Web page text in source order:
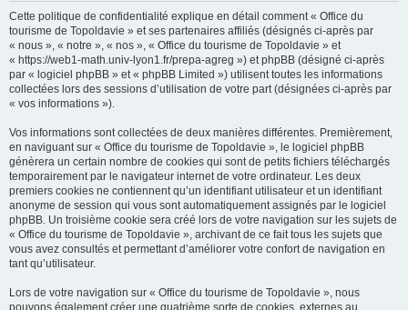
Cette politique de confidentialité explique en détail comment « Office du
tourisme de Topoldavie » et ses partenaires affiliés (désignés ci-après par
« nous », « notre », « nos », « Office du tourisme de Topoldavie » et
« https://web1-math.univ-lyon1.fr/prepa-agreg ») et phpBB (désigné ci-après
par « logiciel phpBB » et « phpBB Limited ») utilisent toutes les informations
collectées lors des sessions d’utilisation de votre part (désignées ci-après par
« vos informations »).
Vos informations sont collectées de deux manières différentes. Premièrement,
en naviguant sur « Office du tourisme de Topoldavie », le logiciel phpBB
génèrera un certain nombre de cookies qui sont de petits fichiers téléchargés
temporairement par le navigateur internet de votre ordinateur. Les deux
premiers cookies ne contiennent qu’un identifiant utilisateur et un identifiant
anonyme de session qui vous sont automatiquement assignés par le logiciel
phpBB. Un troisième cookie sera créé lors de votre navigation sur les sujets de
« Office du tourisme de Topoldavie », archivant de ce fait tous les sujets que
vous avez consultés et permettant d’améliorer votre confort de navigation en
tant qu’utilisateur.
Lors de votre navigation sur « Office du tourisme de Topoldavie », nous
pouvons également créer une quatrième sorte de cookies, externes au